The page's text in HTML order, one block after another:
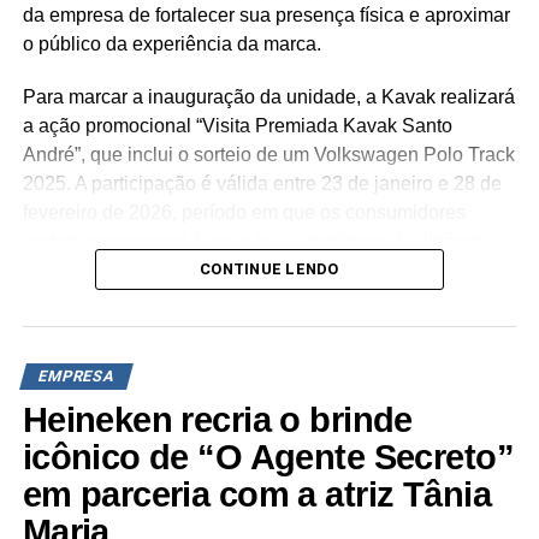
TÓPICOS RELACIONADOS:
O ano da parceria e do networking
NÃO PERCA
MCI fecha parceria com HSM para a realização do
HSM+
da empresa de fortalecer sua presença física e aproximar
o público da experiência da marca.
Para marcar a inauguração da unidade, a Kavak realizará
a ação promocional “Visita Premiada Kavak Santo
André”, que inclui o sorteio de um Volkswagen Polo Track
2025. A participação é válida entre 23 de janeiro e 28 de
na qual cada interação realizada com a Kavak gera
inspeção de um veículo para venda à Kavak (três
(cinco números), a compra de um veículo no local (dez
números) e a contratação de serviços da empresa, como
o Kavak Docs (cinco números). O sorteio do prêmio
ocorre no dia 11 de março de 2026.
“O lançamento da loja de Santo André representa um
CONTINUE LENDO
EMPRESA
Heineken recria o brinde
icônico de “O Agente Secreto”
em parceria com a atriz Tânia